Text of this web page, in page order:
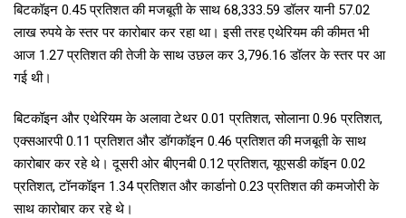
बिटकॉइन 0.45 प्रतिशत की मजबूती के साथ 68,333.59 डॉलर यानी 57.02
लाख रुपये के स्तर पर कारोबार कर रहा था। इसी तरह एथेरियम की कीमत भी
आज 1.27 प्रतिशत की तेजी के साथ उछल कर 3,796.16 डॉलर के स्तर पर आ
गई थी।
बिटकॉइन और एथेरियम के अलावा टेथर 0.01 प्रतिशत, सोलाना 0.96 प्रतिशत,
एक्सआरपी 0.11 प्रतिशत और डॉगकॉइन 0.46 प्रतिशत की मजबूती के साथ
कारोबार कर रहे थे। दूसरी ओर बीएनबी 0.12 प्रतिशत, यूएसडी कॉइन 0.02
प्रतिशत, टॉनकॉइन 1.34 प्रतिशत और कार्डानो 0.23 प्रतिशत की कमजोरी के
साथ कारोबार कर रहे थे।